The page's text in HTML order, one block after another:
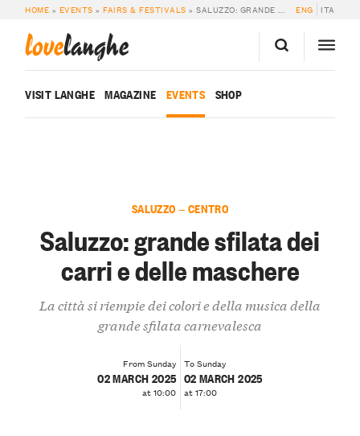
HOME » EVENTS »FAIRS & FESTIVALS »SALUZZO: GRANDE SFILATA DEI CARRI E DELLE MASCHERE ENG ITA
lovelanghe
VISIT LANGHE MAGAZINE EVENTS SHOP
SALUZZO — CENTRO
Saluzzo: grande sfilata dei
carri e delle maschere
La città si riempie dei colori e della musica della
grande sfilata carnevalesca
From Sunday
02 MARCH 2025
at 10:00
To Sunday
02 MARCH 2025
at 17:00